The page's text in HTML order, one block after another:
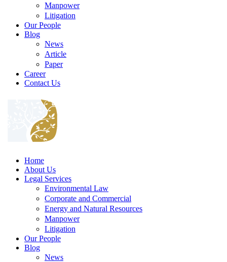
Manpower
Litigation
Our People
Blog
News
Article
Paper
Career
Contact Us
Home
About Us
Legal Services
Environmental Law
Corporate and Commercial
Energy and Natural Resources
Manpower
Litigation
Our People
Blog
News